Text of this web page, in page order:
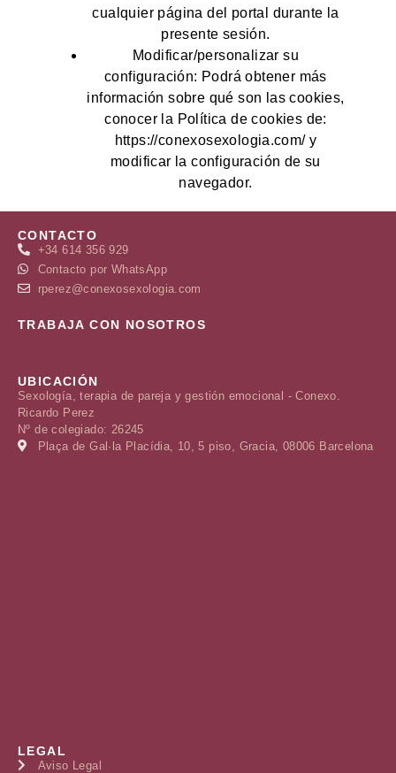
cualquier página del portal durante la
presente sesión.
Modificar/personalizar su
configuración: Podrá obtener más
información sobre qué son las cookies,
conocer la Política de cookies de:
https://conexosexologia.com/ y
modificar la configuración de su
navegador.
CONTACTO
+34 614 356 929
Contacto por WhatsApp
rperez@conexosexologia.com
TRABAJA CON NOSOTROS
UBICACIÓN
Sexología, terapia de pareja y gestión emocional - Conexo.
Ricardo Perez
Nº de colegiado: 26245
Plaça de Gal·la Placídia, 10, 5 piso, Gracia, 08006 Barcelona
LEGAL
Aviso Legal